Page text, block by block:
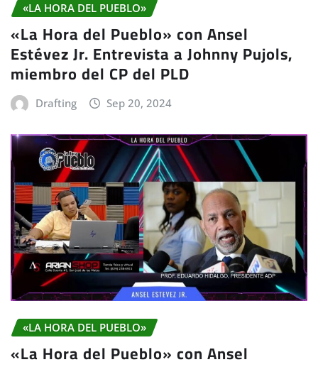
«LA HORA DEL PUEBLO»
«La Hora del Pueblo» con Ansel
Estévez Jr. Entrevista a Johnny Pujols,
miembro del CP del PLD
Drafting Sep 20, 2024
«LA HORA DEL PUEBLO»
«La Hora del Pueblo» con Ansel